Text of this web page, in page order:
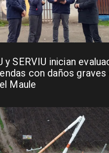
y SERVIU inician
con daños graves
Maule